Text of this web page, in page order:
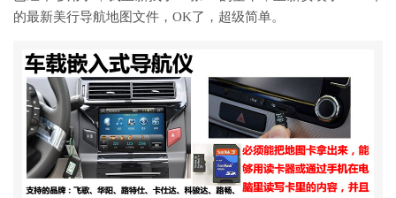
的最新美行导航地图文件，OK了，超级简单。